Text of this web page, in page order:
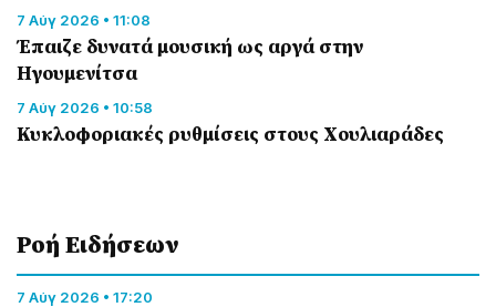
7 Αύγ 2026 • 11:08
Έπαιζε δυνατά μουσική ως αργά στην
Ηγουμενίτσα
7 Αύγ 2026 • 10:58
Κυκλοφοριακές ρυθμίσεις στους Χουλιαράδες
Ροή Eιδήσεων
7 Αύγ 2026 • 17:20